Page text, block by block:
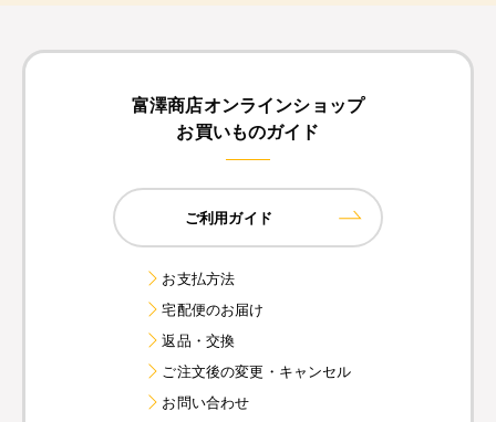
富澤商店オンラインショップ
お買いものガイド
ご利用ガイド
お支払方法
宅配便のお届け
返品・交換
ご注文後の変更・キャンセル
お問い合わせ